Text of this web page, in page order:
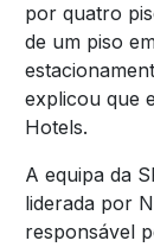
por quatro
de um piso
explicou que
Hotels.
A equipa da
liderada por
responsável